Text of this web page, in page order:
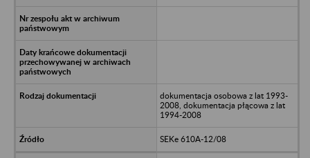
dokumentacja osobowa z lat 1993-
2008, dokumentacja płącowa z lat
1994-2008
SEKe 610A-12/08